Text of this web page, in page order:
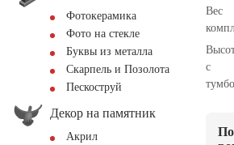
Фотокерамика
Фото на стекле
Буквы из металла
Скарпель и Позолота
Пескоструй
Декор на памятник
Акрил
Вес
с